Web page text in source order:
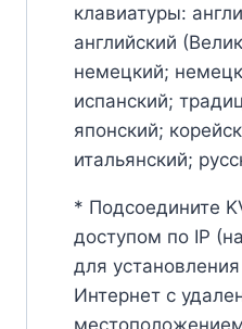
клавиатуры:
английский
немецкий;
испанский;
японский;
итальянский;
* Подсоедините
доступом по IP
для
Интернет с